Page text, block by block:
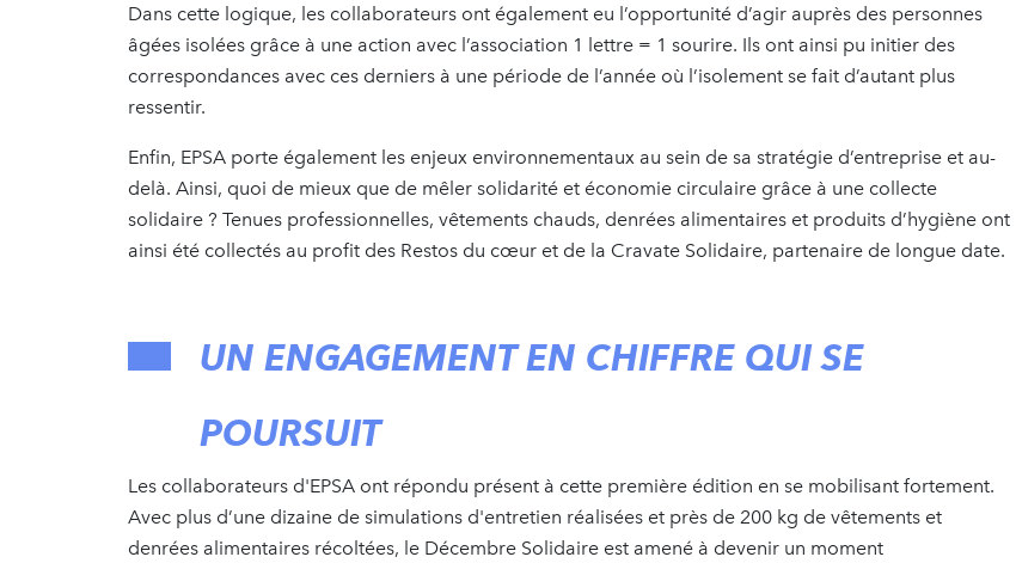
Dans cette logique, les collaborateurs ont également eu l’opportunité d’agir auprès des personnes
âgées isolées grâce à une action avec l’association 1 lettre = 1 sourire. Ils ont ainsi pu initier des
correspondances avec ces derniers à une période de l’année où l’isolement se fait d’autant plus
ressentir.
Enfin, EPSA porte également les enjeux environnementaux au sein de sa stratégie d’entreprise et au-
delà. Ainsi, quoi de mieux que de mêler solidarité et économie circulaire grâce à une collecte
solidaire ? Tenues professionnelles, vêtements chauds, denrées alimentaires et produits d’hygiène ont
ainsi été collectés au profit des Restos du cœur et de la Cravate Solidaire, partenaire de longue date.
UN ENGAGEMENT EN CHIFFRE QUI SE
POURSUIT
Les collaborateurs d'EPSA ont répondu présent à cette première édition en se mobilisant fortement.
Avec plus d’une dizaine de simulations d'entretien réalisées et près de 200 kg de vêtements et
denrées alimentaires récoltées, le Décembre Solidaire est amené à devenir un moment